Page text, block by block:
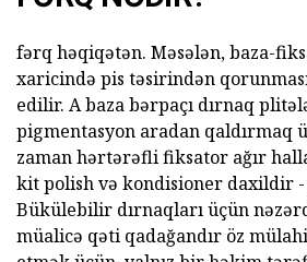
fərq həqiqətən. Məsələn, baza-
xaricində pis təsirindən
edilir. A baza bərpaçı dırnaq
pigmentasyon aradan qaldırmaq
zaman hərtərəfli fiksator ağır
kit polish və kondisioner daxildir -
Bükülebilir dırnaqları üçün
müalicə qəti qadağandır öz